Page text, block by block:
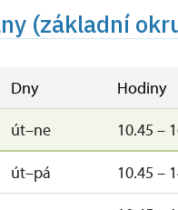
(základní
Dny
Hodiny
út–ne 10.45 –
út–pá
10.45 –